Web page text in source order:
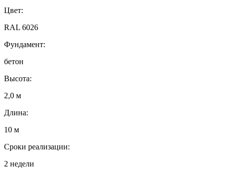
Цвет:
RAL 6026
Фундамент:
бетон
Высота:
2,0 м
Длина:
10 м
Сроки реализации:
2 недели